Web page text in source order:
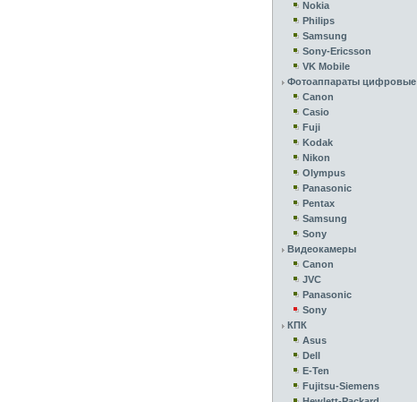
Nokia
Philips
Samsung
Sony-Ericsson
VK Mobile
Фотоаппараты цифровые
Canon
Casio
Fuji
Kodak
Nikon
Olympus
Panasonic
Pentax
Samsung
Sony
Видеокамеры
Canon
JVC
Panasonic
Sony
КПК
Asus
Dell
E-Ten
Fujitsu-Siemens